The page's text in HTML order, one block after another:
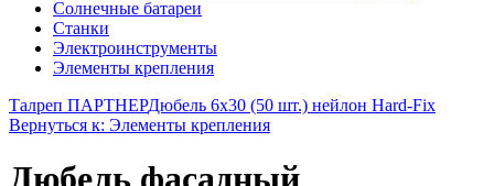
Солнечные батареи
Станки
Электроинструменты
Элементы крепления
Талреп ПАРТНЕРДюбель 6х30 (50 шт.) нейлон Hard-Fix
Вернуться к: Элементы крепления